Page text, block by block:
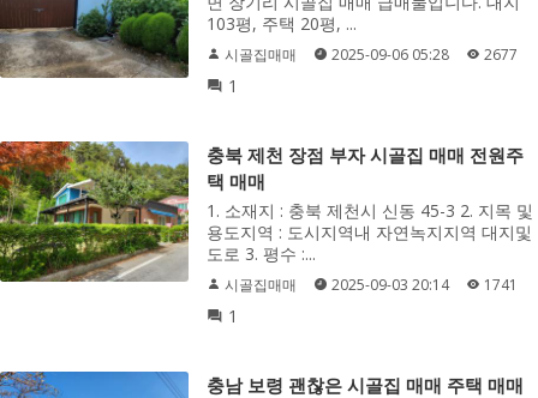
103평, 주택 20평, ...
시골집매매 2025-09-06 05:28 2677
1
충북 제천 장점 부자 시골집 매매 전원주
택 매매
1. 소재지 : 충북 제천시 신동 45-3 2. 지목 및
용도지역 : 도시지역내 자연녹지지역 대지및
도로 3. 평수 :...
시골집매매 2025-09-03 20:14 1741
1
충남 보령 괜찮은 시골집 매매 주택 매매